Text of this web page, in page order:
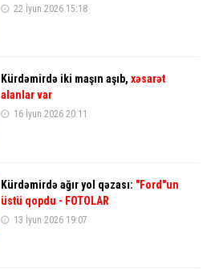
22 İyun 2026 15:18
Kürdəmirdə iki maşın aşıb, xəsarət
alanlar var
16 İyun 2026 20:11
Kürdəmirdə ağır yol qəzası: "Ford"un
üstü qopdu - FOTOLAR
13 İyun 2026 19:07